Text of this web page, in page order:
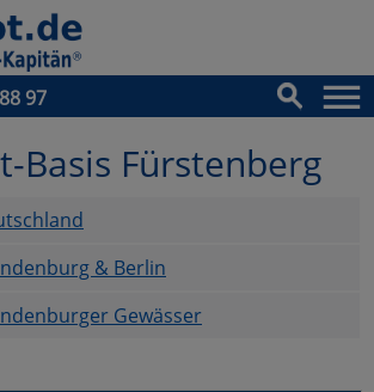
97
Basis Fürstenberg
& Berlin
Gewässer